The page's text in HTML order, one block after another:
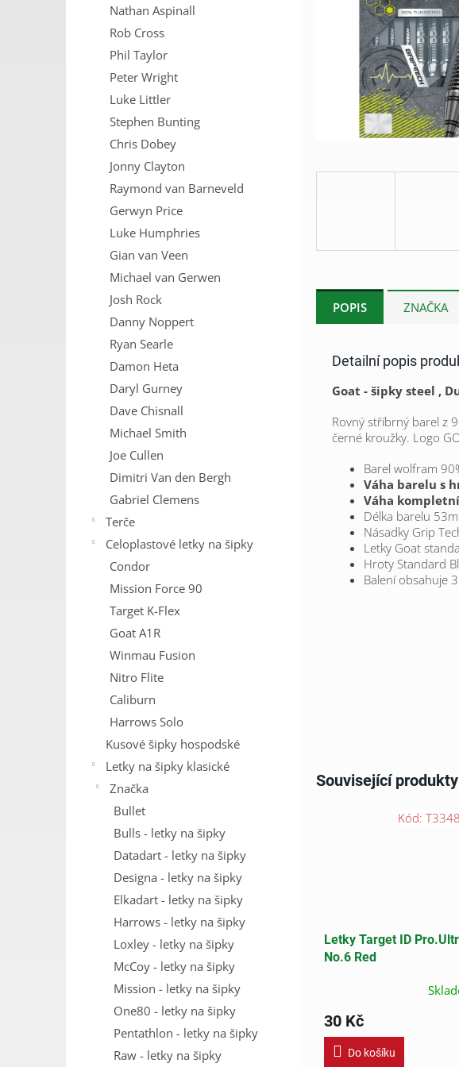
Nathan Aspinall
Rob Cross
Phil Taylor
Peter Wright
Luke Littler
Stephen Bunting
Chris Dobey
Jonny Clayton
Raymond van Barneveld
Gerwyn Price
Luke Humphries
Gian van Veen
Michael van Gerwen
Josh Rock
Danny Noppert
Ryan Searle
Damon Heta
Daryl Gurney
Dave Chisnall
Michael Smith
Joe Cullen
Dimitri Van den Bergh
Gabriel Clemens
Terče
Celoplastové letky na šipky
Condor
Mission Force 90
Target K-Flex
Goat A1R
Winmau Fusion
Nitro Flite
Caliburn
Harrows Solo
Kusové šipky hospodské
Letky na šipky klasické
Značka
Bullet
Bulls - letky na šipky
Datadart - letky na šipky
Designa - letky na šipky
Elkadart - letky na šipky
Harrows - letky na šipky
Loxley - letky na šipky
McCoy - letky na šipky
Mission - letky na šipky
One80 - letky na šipky
Pentathlon - letky na šipky
Raw - letky na šipky
Související produkty
Letky Target ID
No.6 Red
30 Kč
Do košíku
Kód:
POPIS ZNAČKA
Detailní popis
Goat - šipky steel ,
Rovný stříbrný barel z
černé kroužky. Logo
Barel wolfram
Váha barelu s
Váha
Délka barelu
Násadky Grip
Letky Goat
Hroty Standard
Balení obsahuje